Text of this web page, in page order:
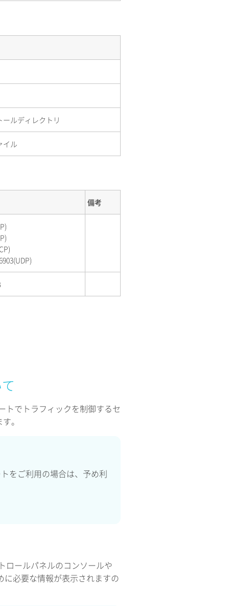
ルディレクトリ
イル
備考
トでトラフィックを制御するセ
。
をご利用の場合は、予め利
ロールパネルのコンソールや
に必要な情報が表示されますの